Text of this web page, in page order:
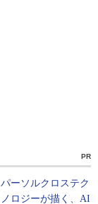
PR